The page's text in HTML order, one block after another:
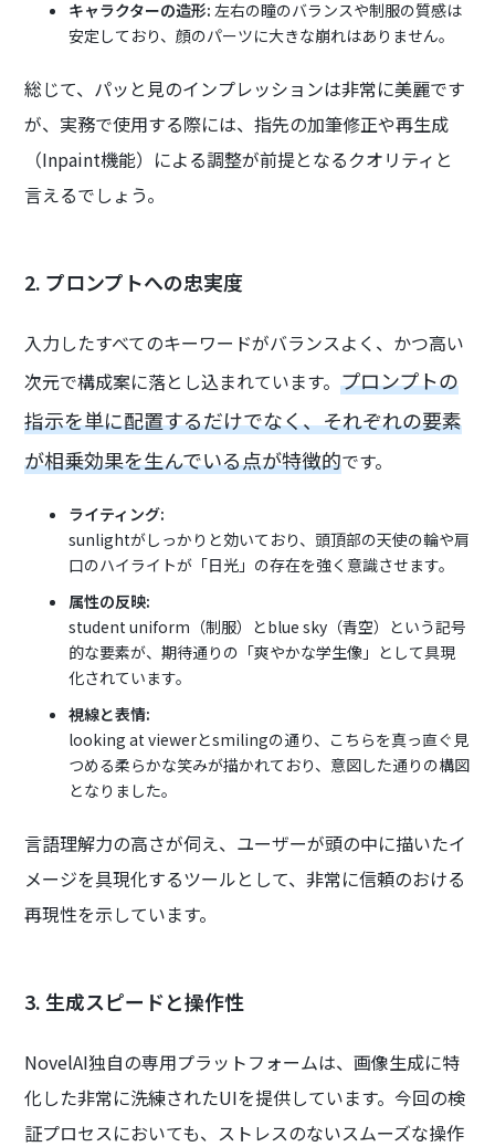
キャラクターの造形: 左右の瞳のバランスや制服の質感は
安定しており、顔のパーツに大きな崩れはありません。
総じて、パッと見のインプレッションは非常に美麗です
が、実務で使用する際には、指先の加筆修正や再生成
（Inpaint機能）による調整が前提となるクオリティと
言えるでしょう。
2. プロンプトへの忠実度
入力したすべてのキーワードがバランスよく、かつ高い
次元で構成案に落とし込まれています。プロンプトの
指示を単に配置するだけでなく、それぞれの要素
が相乗効果を生んでいる点が特徴的です。
ライティング:
sunlightがしっかりと効いており、頭頂部の天使の輪や肩
口のハイライトが「日光」の存在を強く意識させます。
属性の反映:
student uniform（制服）とblue sky（青空）という記号
的な要素が、期待通りの「爽やかな学生像」として具現
化されています。
視線と表情:
looking at viewerとsmilingの通り、こちらを真っ直ぐ見
つめる柔らかな笑みが描かれており、意図した通りの構図
となりました。
言語理解力の高さが伺え、ユーザーが頭の中に描いたイ
メージを具現化するツールとして、非常に信頼のおける
再現性を示しています。
3. 生成スピードと操作性
NovelAI独自の専用プラットフォームは、画像生成に特
化した非常に洗練されたUIを提供しています。今回の検
証プロセスにおいても、ストレスのないスムーズな操作